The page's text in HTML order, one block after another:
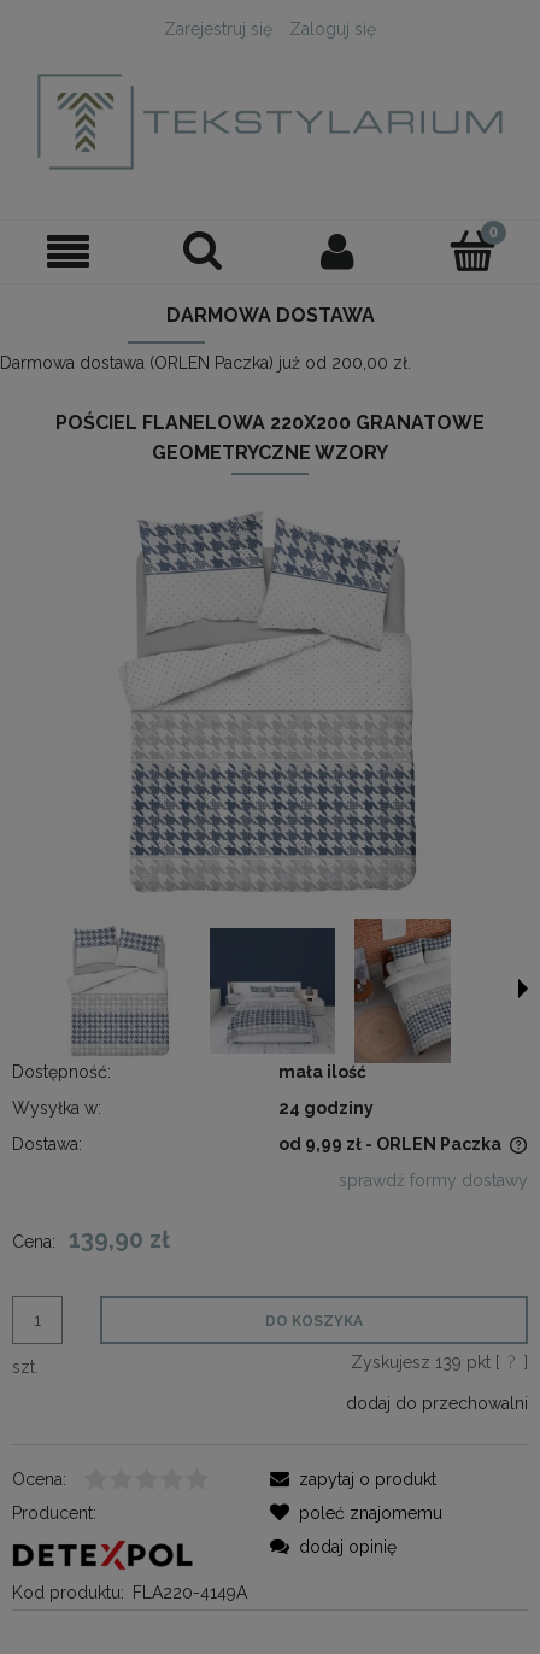
Zarejestruj się Zaloguj się
DARMOWA DOSTAWA
Darmowa dostawa (ORLEN Paczka) już od 200,00 zł.
POŚCIEL FLANELOWA 220X200 GRANATOWE
GEOMETRYCZNE WZORY
Dostępność:
mała ilość
Wysyłka w:
24 godziny
Dostawa:
od 9,99 zł - ORLEN Paczka
sprawdź formy dostawy
Cena: 139,90 zł
szt.
DO KOSZYKA
Zyskujesz 139 pkt [ ? ]
dodaj do przechowalni
Ocena:
Producent:
Kod produktu: FLA220-4149A
zapytaj o produkt
poleć znajomemu
dodaj opinię